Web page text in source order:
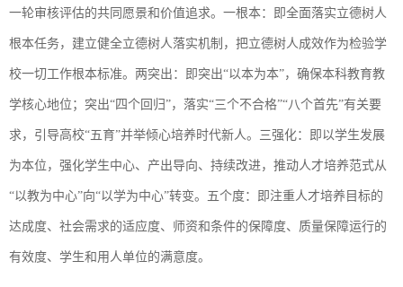
一轮审核评估的共同愿景和价值追求。一根本：即全面落实立德树人
根本任务，建立健全立德树人落实机制，把立德树人成效作为检验学
校一切工作根本标准。两突出：即突出“以本为本”，确保本科教育教
学核心地位；突出“四个回归”，落实“三个不合格”“八个首先”有关要
求，引导高校“五育”并举倾心培养时代新人。三强化：即以学生发展
为本位，强化学生中心、产出导向、持续改进，推动人才培养范式从
“以教为中心”向“以学为中心”转变。五个度：即注重人才培养目标的
达成度、社会需求的适应度、师资和条件的保障度、质量保障运行的
有效度、学生和用人单位的满意度。